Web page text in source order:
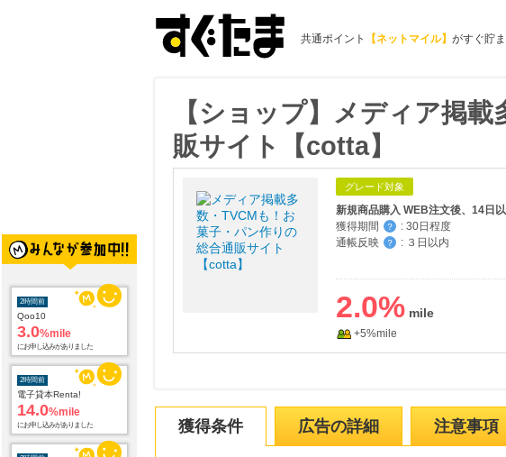
共通ポイント 【ネットマイル】 がすぐ貯ま
Qoo10
3.0
にお申し込みがありました
電子貸本Renta!
14.0%mile
にお申し込みがありました
【ショップ】メディア掲
販サイト【cotta】
グレード対象
新規商品購入 WEB注文後、14日
獲得期間
？ : 30日程度
通帳反映
？ : ３日以内
2.0%
+5%mile
獲得条件 広告の詳細 注意事項